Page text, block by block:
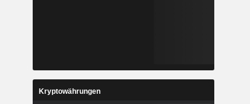
Kryptowährungen